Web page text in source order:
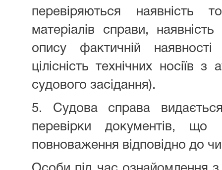
перевіряються наявність
матеріалів справи, наявність
опису фактичній
цілісність технічних носіїв
судового засідання).
5. Судова справа
перевірки документів, що
повноваження відповідно до